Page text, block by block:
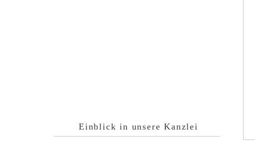
Einblick in unsere Kanzlei